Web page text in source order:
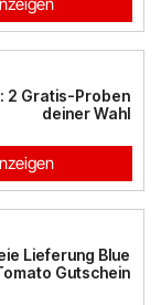
2 Gratis-Proben
deiner Wahl
Lieferung Blue
Gutschein